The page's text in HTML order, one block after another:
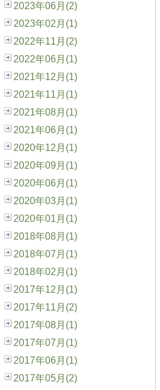
2023年06月(2)
2023年02月(1)
2022年11月(2)
2022年06月(1)
2021年12月(1)
2021年11月(1)
2021年08月(1)
2021年06月(1)
2020年12月(1)
2020年09月(1)
2020年06月(1)
2020年03月(1)
2020年01月(1)
2018年08月(1)
2018年07月(1)
2018年02月(1)
2017年12月(1)
2017年11月(2)
2017年08月(1)
2017年07月(1)
2017年06月(1)
2017年05月(2)